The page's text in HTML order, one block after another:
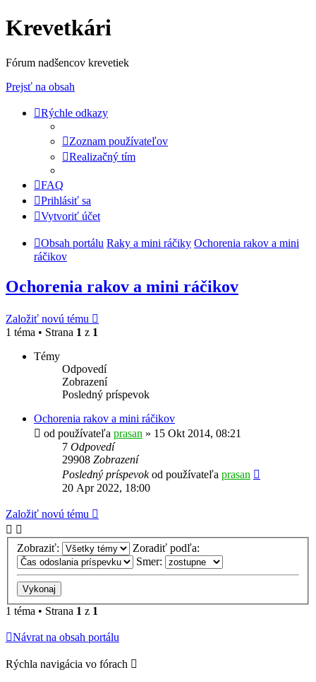
Krevetkári
Fórum nadšencov krevetiek
Prejsť na obsah
Rýchle odkazy
Zoznam používateľov
Realizačný tím
FAQ
Prihlásiť sa
Vytvoriť účet
Obsah portálu Raky a mini ráčiky Ochorenia rakov a mini
ráčikov
Ochorenia rakov a mini ráčikov
Založiť novú tému
1 téma • Strana 1 z 1
Témy
Odpovedí
Zobrazení
Posledný príspevok
Ochorenia rakov a mini ráčikov
od používateľa prasan » 15 Okt 2014, 08:21
7 Odpovedí
29908 Zobrazení
Posledný príspevokod používateľa prasan
20 Apr 2022, 18:00
Založiť novú tému
Zobraziť:
Zoradiť podľa:
Smer:
1 téma • Strana 1 z 1
Návrat na obsah portálu
Rýchla navigácia vo fórach